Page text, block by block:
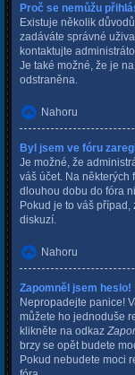
Proč se nemůžu
Existuje několik
zadáváte správné
kontaktujte
Je také možné, že je
odstraněna.
Nahoru
Byl jsem ve fóru
Je možné, že
váš účet. Na některých
dlouhou dobu do fóra
Pokud je to váš
diskuzí.
Nahoru
Zapomněl jsem heslo!
Nepropadejte panice!
můžete ho jednoduše
klikněte na odkaz
brzy se opět budete
Pokud nebudete moci